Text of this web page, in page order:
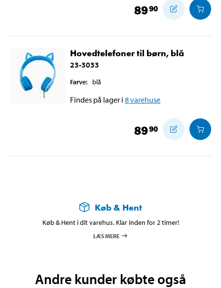
8990
Hovedtelefoner til børn, blå
23-3033
Farve: blå
Findes på lager i 8varehuse
8990
Køb & Hent
Køb & Hent i dit varehus. Klar inden for 2 timer!
LÆS MERE
Andre kunder købte også